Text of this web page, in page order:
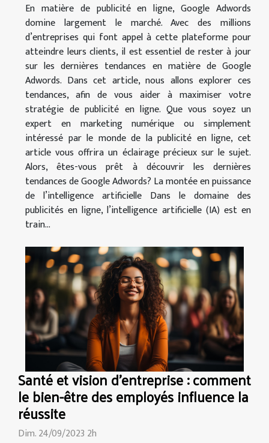
En matière de publicité en ligne, Google Adwords
domine largement le marché. Avec des millions
d’entreprises qui font appel à cette plateforme pour
atteindre leurs clients, il est essentiel de rester à jour
sur les dernières tendances en matière de Google
Adwords. Dans cet article, nous allons explorer ces
tendances, afin de vous aider à maximiser votre
stratégie de publicité en ligne. Que vous soyez un
expert en marketing numérique ou simplement
intéressé par le monde de la publicité en ligne, cet
article vous offrira un éclairage précieux sur le sujet.
Alors, êtes-vous prêt à découvrir les dernières
tendances de Google Adwords? La montée en puissance
de l’intelligence artificielle Dans le domaine des
publicités en ligne, l’intelligence artificielle (IA) est en
train...
Santé et vision d'entreprise : comment
le bien-être des employés influence la
réussite
Dim. 24/09/2023 2h